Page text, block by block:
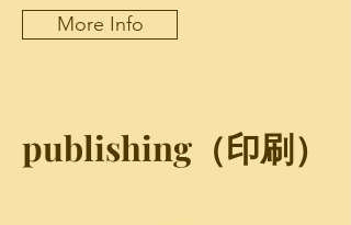
More Info
​publishing（印刷）